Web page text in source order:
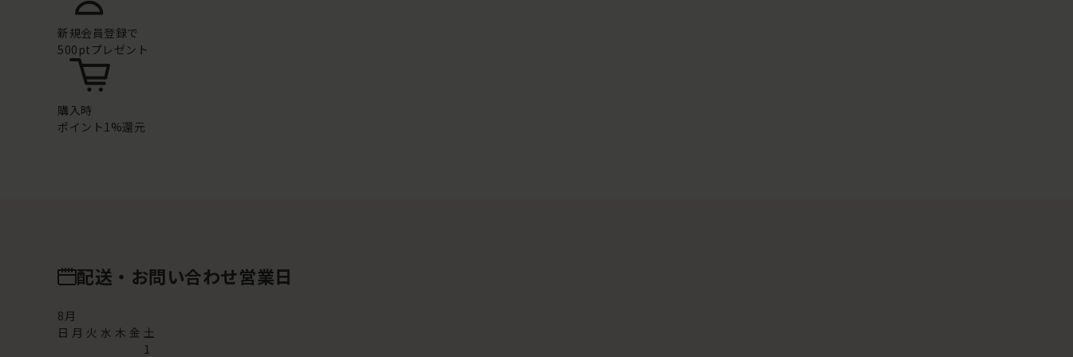
新規会員登録で
500ptプレゼント
購入時
ポイント1%還元
配送・お問い合わせ営業日
8月
日 月 火 水 木 金 土
1